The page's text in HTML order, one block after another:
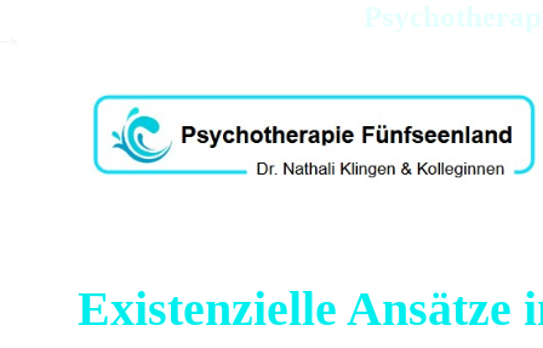
Existenzielle Ansätze